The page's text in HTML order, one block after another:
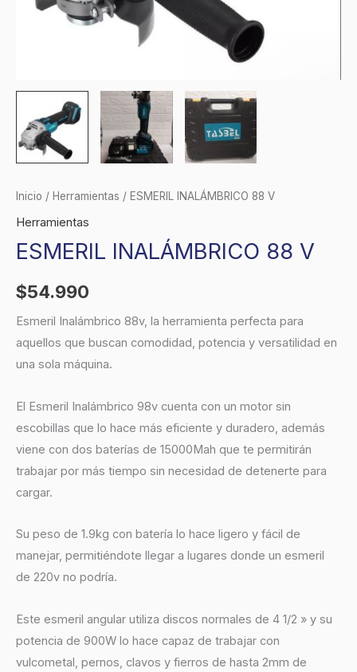
Inicio / Herramientas / ESMERIL INALÁMBRICO 88 V
Herramientas
ESMERIL INALÁMBRICO 88 V
$54.990
Esmeril Inalámbrico 88v, la herramienta perfecta para
aquellos que buscan comodidad, potencia y versatilidad en
una sola máquina.
El Esmeril Inalámbrico 98v cuenta con un motor sin
escobillas que lo hace más eficiente y duradero, además
viene con dos baterías de 15000Mah que te permitirán
trabajar por más tiempo sin necesidad de detenerte para
cargar.
Su peso de 1.9kg con batería lo hace ligero y fácil de
manejar, permitiéndote llegar a lugares donde un esmeril
de 220v no podría.
Este esmeril angular utiliza discos normales de 4 1/2 » y su
potencia de 900W lo hace capaz de trabajar con
vulcometal, pernos, clavos y fierros de hasta 2mm de